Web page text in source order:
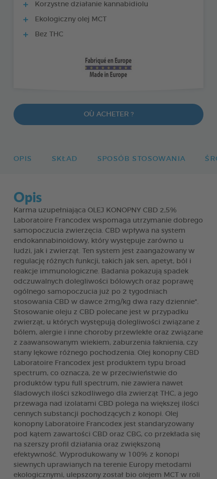
Korzystne działanie kannabidiolu
Ekologiczny olej MCT
Bez THC
OÙ ACHETER ?
OPIS SKŁAD SPOSÓB STOSOWANIA
Opis
Karma uzupełniająca OLEJ KONOPNY CBD 2,5%
Laboratoire Francodex wspomaga utrzymanie dobrego
samopoczucia zwierzęcia. CBD wpływa na system
endokannabinoidowy, który występuje zarówno u
ludzi, jak i zwierząt. Ten system jest zaangażowany w
regulację różnych funkcji, takich jak sen, apetyt, ból i
reakcje immunologiczne. Badania pokazują spadek
odczuwalnych dolegliwości bólowych oraz poprawę
ogólnego samopoczucia już po 2 tygodniach
stosowania CBD w dawce 2mg/kg dwa razy dziennie*.
Stosowanie oleju z CBD polecane jest w przypadku
zwierząt, u których występują dolegliwości związane z
bólem, alergie i inne choroby przewlekłe oraz związane
z zaawansowanym wiekiem, zaburzenia łaknienia, czy
stany lękowe różnego pochodzenia. Olej konopny CBD
Laboratoire Francodex jest produktem typu broad
spectrum, co oznacza, że w przeciwieństwie do
produktów typu full spectrum, nie zawiera nawet
śladowych ilości szkodliwego dla zwierząt THC, a jego
przewaga nad izolatami CBD polega na większej ilości
cennych substancji pochodzących z konopi. Olej
konopny Laboratoire Francodex jest standaryzowany
pod kątem zawartości CBD oraz CBG, co przekłada się
na szerszy profil działania oraz zwiększoną
efektywność. Wyprodukowany w 100% z konopi
siewnych uprawianych na terenie Europy metodami
ekologicznymi, ulepszony został bio olejem MCT w roli